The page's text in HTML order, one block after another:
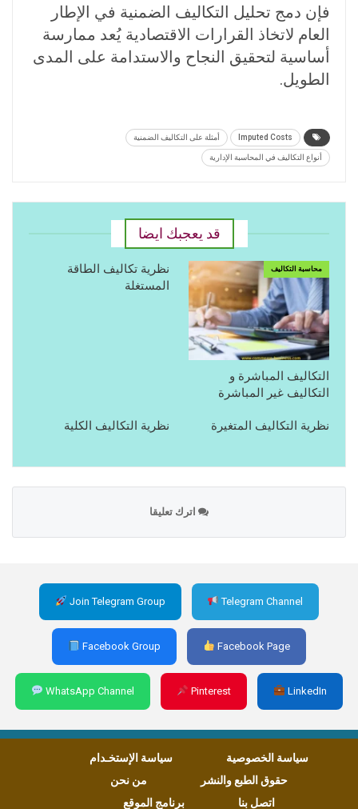
فإن دمج تحليل التكاليف الضمنية في الإطار
العام لاتخاذ القرارات الاقتصادية يُعد ممارسة
أساسية لتحقيق النجاح والاستدامة على المدى
الطويل.
Imputed Costs أمثلة على التكاليف الضمنية
أنواع التكاليف في المحاسبة الإدارية
قد يعجبك ايضا
محاسبة التكاليف
التكاليف المباشرة و
التكاليف غير المباشرة
نظرية تكاليف الطاقة
المستغلة
نظرية التكاليف المتغيرة نظرية التكاليف الكلية
اترك تعليقا
Join Telegram Group Telegram Channel
Facebook Group Facebook Page
WhatsApp Channel Pinterest LinkedIn
سياسة الخصوصية
سياسة الإستخـدام
حقوق الطبع والنشر
من نحن
اتصل بنا
برنامج الموقع